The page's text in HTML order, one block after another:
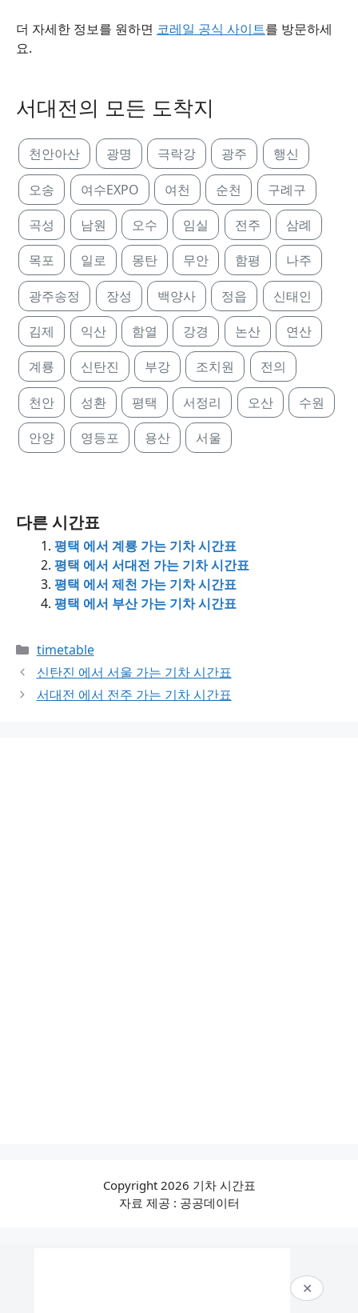
더 자세한 정보를 원하면 코레일 공식 사이트를 방문하세
요.
서대전의 모든 도착지
천안아산 광명 극락강 광주 행신
오송 여수EXPO 여천 순천 구례구
곡성 남원 오수 임실 전주 삼례
목포 일로 몽탄 무안 함평 나주
광주송정 장성 백양사 정읍 신태인
김제 익산 함열 강경 논산 연산
계룡 신탄진 부강 조치원 전의
천안 성환 평택 서정리 오산 수원
안양 영등포 용산 서울
다른 시간표
평택 에서 계룡 가는 기차 시간표
평택 에서 서대전 가는 기차 시간표
평택 에서 제천 가는 기차 시간표
평택 에서 부산 가는 기차 시간표
Categories
timetable
신탄진 에서 서울 가는 기차 시간표
서대전 에서 전주 가는 기차 시간표
Copyright 2026 기차 시간표
자료 제공 : 공공데이터
✕